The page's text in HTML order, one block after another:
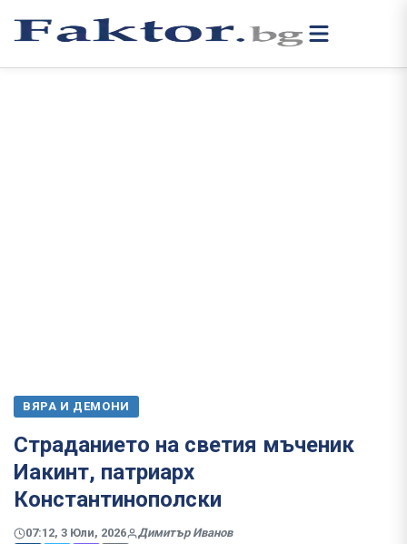
ВЯРА И ДЕМОНИ
Страданието на светия мъченик
Иакинт, патриарх
Константинополски
07:12, 3 Юли, 2026 Димитър Иванов